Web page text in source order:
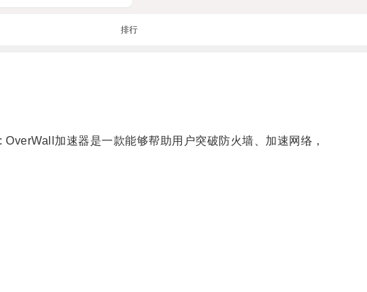
排行
加速器是一款能够帮助用户突破防火墙、加速网络，